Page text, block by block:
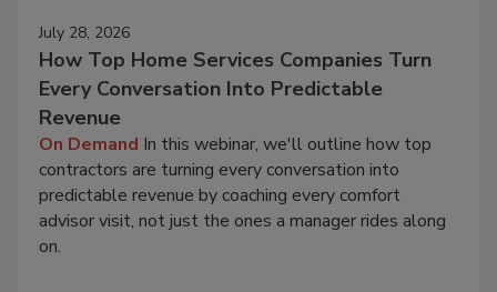
July 28, 2026
How Top Home Services Companies Turn
Every Conversation Into Predictable
Revenue
On Demand In this webinar, we'll outline how top
contractors are turning every conversation into
predictable revenue by coaching every comfort
advisor visit, not just the ones a manager rides along
on.